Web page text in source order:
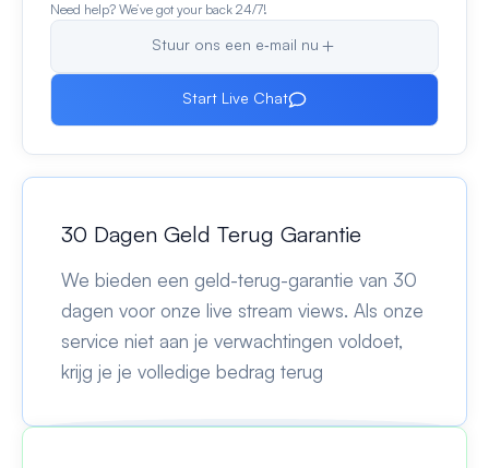
Need help? We’ve got your back 24/7!
Stuur ons een e‑mail nu
Start Live Chat
30 Dagen Geld Terug Garantie
We bieden een geld-terug-garantie van 30
dagen voor onze live stream views. Als onze
service niet aan je verwachtingen voldoet,
krijg je je volledige bedrag terug